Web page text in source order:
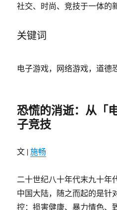
社交、时尚、竞技于一体的
关键词
电子游戏，网络游戏，道德
恐慌的消逝：从「
子竞技
文 |施畅
二十世纪八十年代末九十年
中国大陆，随之而起的是针
控：损害健康、暴力情色、